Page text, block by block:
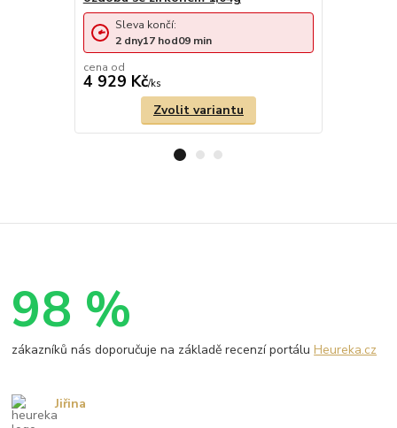
cena od
4 929 Kč/ks
Sleva končí:
2 dny17 hod09 min
Zvolit variantu
98 %
zákazníků nás doporučuje na základě recenzí portáluHeureka.cz
Jiřina